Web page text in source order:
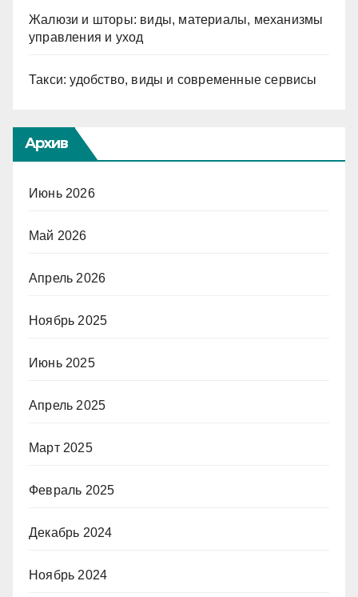
Жалюзи и шторы: виды, материалы, механизмы
управления и уход
Такси: удобство, виды и современные сервисы
Архив
Июнь 2026
Май 2026
Апрель 2026
Ноябрь 2025
Июнь 2025
Апрель 2025
Март 2025
Февраль 2025
Декабрь 2024
Ноябрь 2024